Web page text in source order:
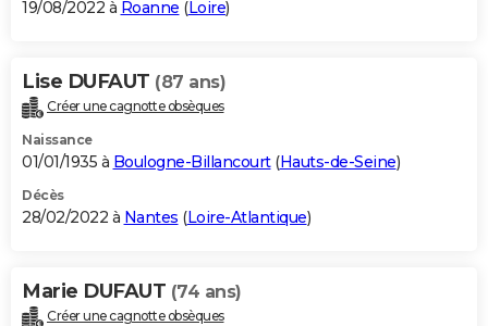
19/08/2022 à Roanne (Loire)
Lise DUFAUT (87 ans)
Créer une cagnotte obsèques
Naissance
01/01/1935 à Boulogne-Billancourt(Hauts-de-Seine)
Décès
28/02/2022 à Nantes (Loire-Atlantique)
Marie DUFAUT (74 ans)
Créer une cagnotte obsèques